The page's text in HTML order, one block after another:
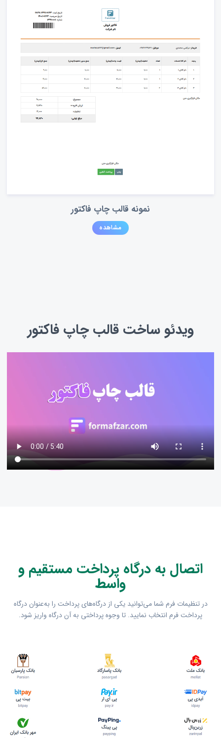
نمونه قالب چاپ فاکتور
مشاهده
ویدئو ساخت قالب چاپ فاکتور
اتصال به درگاه پرداخت مستقیم و
واسط
در تنظیمات فرم شما می‌توانید یکی از درگاه‌های پرداخت را به‌عنوان درگاه
پرداخت فرم انتخاب نمایید. تا وجوه پرداختی به آن درگاه واریز شود.